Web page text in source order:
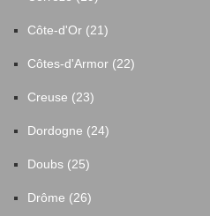
Côte-d'Or (21)
Côtes-d'Armor (22)
Creuse (23)
Dordogne (24)
Doubs (25)
Drôme (26)